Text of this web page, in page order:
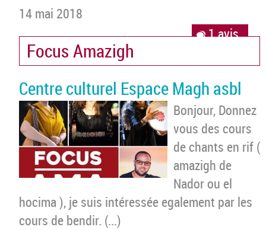
14 mai 2018
1 avis
Focus Amazigh
Centre culturel Espace Magh asbl
Bonjour, Donnez
vous des cours
de chants en rif (
amazigh de
Nador ou el
hocima ), je suis intéressée egalement par les
cours de bendir. (...)